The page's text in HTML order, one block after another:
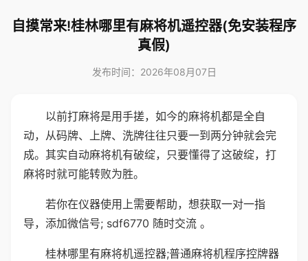
自摸常来!桂林哪里有麻将机遥控器(免安装程序
真假)
发布时间：2026年08月07日
以前打麻将是用手搓，如今的麻将机都是全自
动，从码牌、上牌、洗牌往往只要一到两分钟就会完
成。其实自动麻将机有破绽，只要懂得了这破绽，打
麻将时就可能转败为胜。
若你在仪器使用上需要帮助，想获取一对一指
导，添加微信号; sdf6770 随时交流 。
桂林哪里有麻将机遥控器;普通麻将机程序控牌器